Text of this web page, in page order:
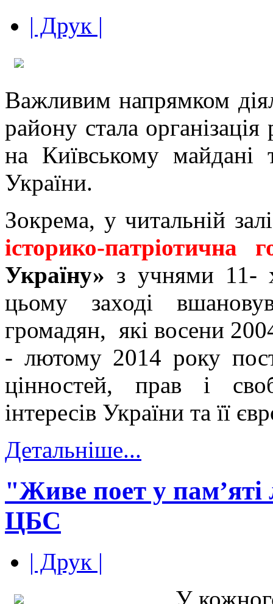
| Друк |
Важливим напрямком
району стала
на Київському майдані
України.
Зокрема, у читальній
історико-патріотична
Україну» з учнями 11-
цьому заході
громадян, які восени
- лютому 2014 року
цінностей, прав і
інтересів України та її
Детальніше...
"Живе поет у
ЦБС
| Друк |